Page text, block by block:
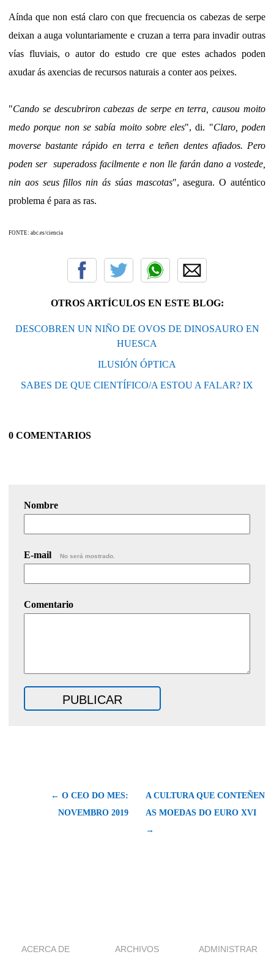
Aínda que non está claro con que frecuencia os cabezas de serpe
deixan a auga voluntariamente e cruzan a terra para invadir outras
vías fluviais, o autor do estudo cre que estes achados poden
axudar ás axencias de recursos naturais a conter aos peixes.
"Cando se descubriron cabezas de serpe en terra, causou moito
medo porque non se sabía moito sobre eles", di. "Claro, poden
moverse bastante rápido en terra e teñen dentes afiados. Pero
poden ser superadoss facilmente e non lle farán dano a vostede,
nin aos seus fillos nin ás súas mascotas", asegura. O auténtico
problema é para as ras.
FONTE: abc.es/ciencia
OTROS ARTÍCULOS EN ESTE BLOG:
DESCOBREN UN NIÑO DE OVOS DE DINOSAURO EN
HUESCA
ILUSIÓN ÓPTICA
SABES DE QUE CIENTÍFICO/A ESTOU A FALAR? IX
0 COMENTARIOS
Nombre
E-mail No será mostrado.
Comentario
← O CEO DO MES:
NOVEMBRO 2019
A CULTURA QUE CONTEÑEN
AS MOEDAS DO EURO XVI
→
ACERCA DE ARCHIVOS ADMINISTRAR